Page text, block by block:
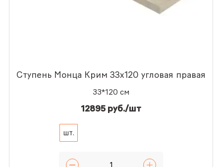
Ступень Монца Крим 33x120 угловая правая
33*120 см
12895 руб./шт
шт.